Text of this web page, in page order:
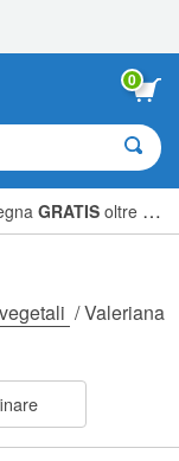
0
GRATIS oltre CHF 56.00 »
/Valeriana